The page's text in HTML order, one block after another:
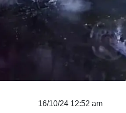
16/10/24 12:52 am